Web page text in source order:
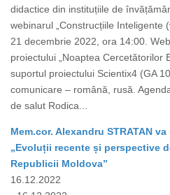
didactice din instituțiile de
webinarul „Construcțiile Inteligente
21 decembrie 2022, ora 14:00.
proiectului „Noaptea Cercetătorilor
suportul proiectului Scientix4 (GA
comunicare – română, rusă.
de salut Rodica...
Mem.cor. Alexandru STRATAN
„Evoluții recente și perspective
Republicii Moldova”
16.12.2022